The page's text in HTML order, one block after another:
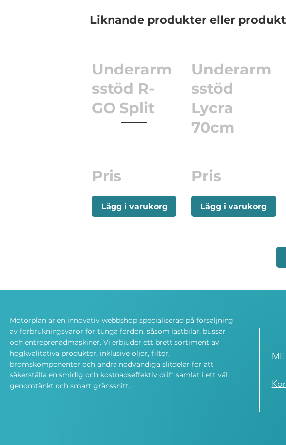
Liknande produkter eller
Underarm
sstöd R-
GO Split
Pris
Lägg i varukorg
Underarm
sstöd
Lycra
70cm
Pris
Lägg i varukorg
Motorplan är en innovativ webbshop specialiserad på försäljning
av förbrukningsvaror för tunga fordon, såsom lastbilar, bussar
och entreprenadmaskiner. Vi erbjuder ett brett sortiment av
högkvalitativa produkter, inklusive oljor, filter,
bromskomponenter och andra nödvändiga slitdelar för att
säkerställa en smidig och kostnadseffektiv drift samlat i ett väl
genomtänkt och smart gränssnitt.